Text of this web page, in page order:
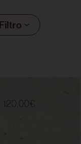
Filtro
120,00€